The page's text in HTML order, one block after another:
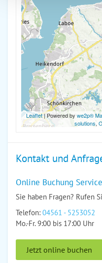
Leaflet| Powered by we2p®
solutions,
Kontakt und
Online Buchung
Sie haben Fragen? Rufen
Telefon: 04561 - 5253052
Mo.-Fr. 9:00 bis 17:00 Uhr
Jetzt online buchen